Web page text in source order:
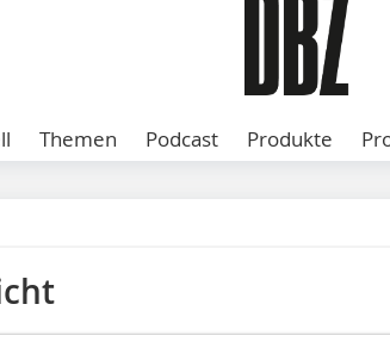
Themen Podcast Produkte